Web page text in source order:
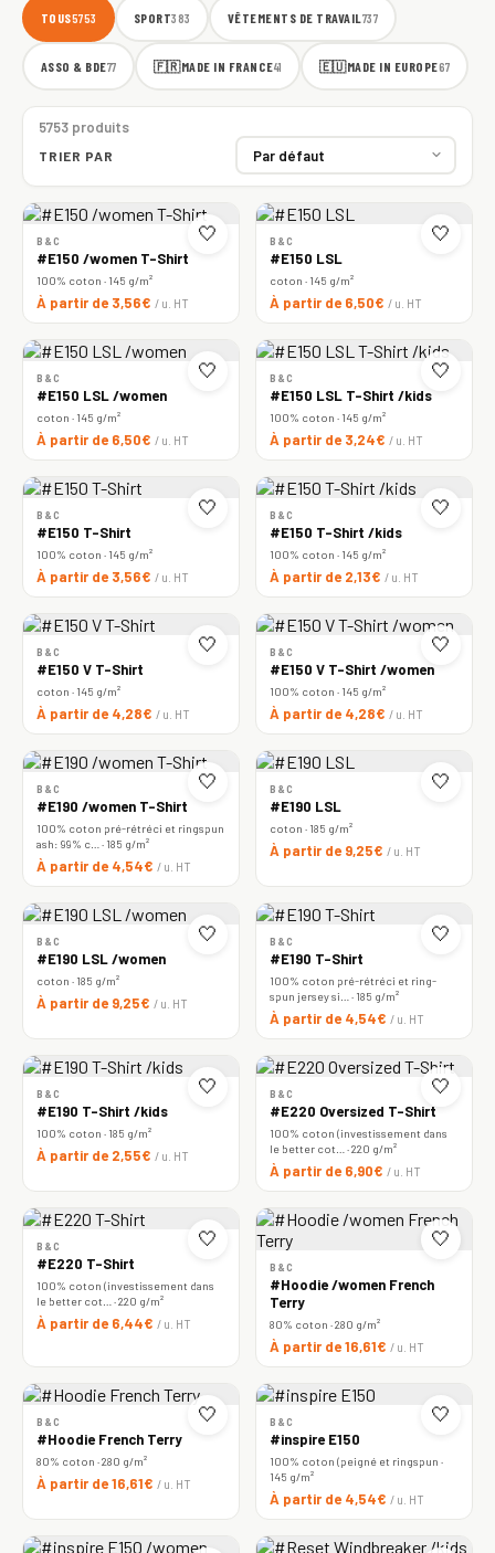
TOUS5753 SPORT383 VÊTEMENTS DE TRAVAIL737
ASSO & BDE77 🇫🇷MADE IN FRANCE41 🇪🇺MADE IN EUROPE67
5753 produits
TRIER PAR
🤍
B&C
#E150 /women T-Shirt
100% coton · 145 g/m²
À partir de 3,56€ / u. HT
🤍
B&C
#E150 LSL
coton · 145 g/m²
À partir de 6,50€ / u. HT
🤍
B&C
#E150 LSL /women
coton · 145 g/m²
À partir de 6,50€ / u. HT
🤍
B&C
#E150 LSL T-Shirt /kids
100% coton · 145 g/m²
À partir de 3,24€ / u. HT
🤍
B&C
#E150 T-Shirt
100% coton · 145 g/m²
À partir de 3,56€ / u. HT
🤍
B&C
#E150 T-Shirt /kids
100% coton · 145 g/m²
À partir de 2,13€ / u. HT
🤍
B&C
#E150 V T-Shirt
coton · 145 g/m²
À partir de 4,28€ / u. HT
🤍
B&C
#E150 V T-Shirt /women
100% coton · 145 g/m²
À partir de 4,28€ / u. HT
🤍
B&C
#E190 /women T-Shirt
100% coton pré-rétréci et ringspun
ash: 99% c… · 185 g/m²
À partir de 4,54€ / u. HT
🤍
B&C
#E190 LSL
coton · 185 g/m²
À partir de 9,25€ / u. HT
🤍
B&C
#E190 LSL /women
coton · 185 g/m²
À partir de 9,25€ / u. HT
🤍
B&C
#E190 T-Shirt
100% coton pré-rétréci et ring-
spun jersey si… · 185 g/m²
À partir de 4,54€ / u. HT
🤍
B&C
#E190 T-Shirt /kids
100% coton · 185 g/m²
À partir de 2,55€ / u. HT
🤍
B&C
#E220 Oversized T-Shirt
100% coton (investissement dans
le better cot… · 220 g/m²
À partir de 6,90€ / u. HT
🤍
B&C
#E220 T-Shirt
100% coton (investissement dans
le better cot… · 220 g/m²
À partir de 6,44€ / u. HT
🤍
B&C
#Hoodie /women French
Terry
80% coton · 280 g/m²
À partir de 16,61€ / u. HT
🤍
B&C
#Hoodie French Terry
80% coton · 280 g/m²
À partir de 16,61€ / u. HT
🤍
B&C
#inspire E150
100% coton (peigné et ringspun ·
145 g/m²
À partir de 4,54€ / u. HT